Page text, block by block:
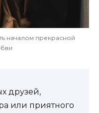
началом прекрасной
друзей,
или приятного